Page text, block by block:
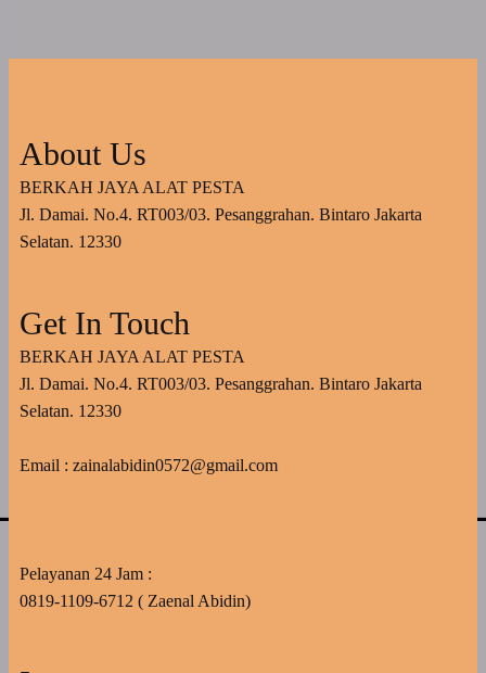
About Us
BERKAH JAYA ALAT PESTA
Jl. Damai. No.4. RT003/03. Pesanggrahan. Bintaro Jakarta
Selatan. 12330
Get In Touch
BERKAH JAYA ALAT PESTA
Jl. Damai. No.4. RT003/03. Pesanggrahan. Bintaro Jakarta
Selatan. 12330
Email : zainalabidin0572@gmail.com
Pelayanan 24 Jam :
0819-1109-6712 ( Zaenal Abidin)